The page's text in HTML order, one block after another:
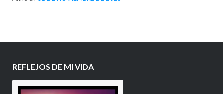
REFLEJOS DE MI VIDA